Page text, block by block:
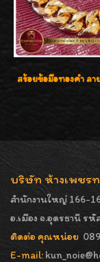
บริษัท ห้างเพชรท
สำนักงานใหญ่ 166-
อ.เมือง จ.อุดรธานี
ติดต่อ คุณหน่อย
E-mail: